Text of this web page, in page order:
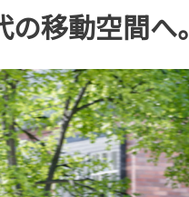
の移動空間へ。